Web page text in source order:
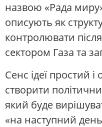
назвою «Рада
описують як
контролювати
сектором Газа та
Сенс ідеї простий
створити
який буде
«на наступний